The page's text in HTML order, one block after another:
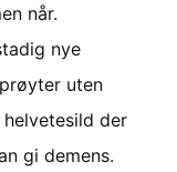
når.
nye
uten
der
gi demens.